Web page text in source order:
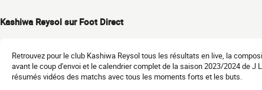
Kashiwa Reysol sur Foot Direct
Retrouvez pour le club Kashiwa Reysol tous les résultats en live, la
avant le coup d'envoi et le calendrier complet de la saison 2023/2024 de J
résumés vidéos des matchs avec tous les moments forts et les buts.